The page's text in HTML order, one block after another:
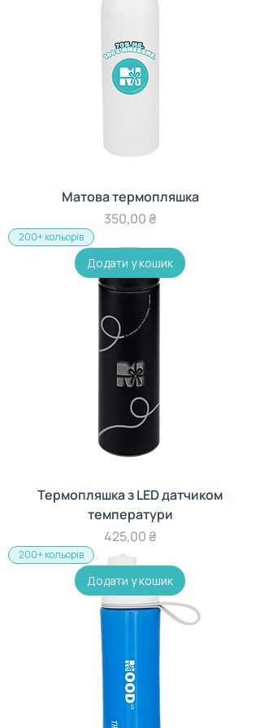
Матова термопляшка
Ціна
350,00 ₴
Додати у кошик
200+ кольорів
Термопляшка з LED датчиком
температури
Ціна
425,00 ₴
Додати у кошик
200+ кольорів